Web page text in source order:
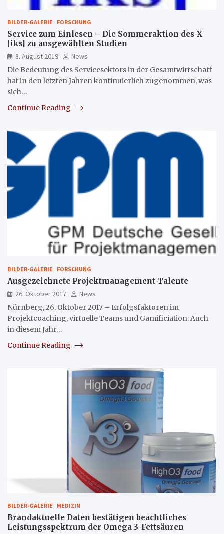
BILDER-GALERIE FORSCHUNG
Service zum Einlesen – Die Sommeraktion des X
[iks] zu ausgewählten Studien
8. August 2019
News
Die Bedeutung des Servicesektors in der Gesamtwirtschaft
hat in den letzten Jahren kontinuierlich zugenommen, was
sich…
Continue Reading
BILDER-GALERIE FORSCHUNG
Ausgezeichnete Projektmanagement-Talente
26. Oktober 2017
News
Nürnberg, 26. Oktober 2017 – Erfolgsfaktoren im
Projektcoaching, virtuelle Teams und Gamificiation: Auch
in diesem Jahr…
Continue Reading
BILDER-GALERIE MEDIZIN
Brandaktuelle Daten bestätigen beachtliches
Leistungsspektrum der Omega 3-Fettsäuren